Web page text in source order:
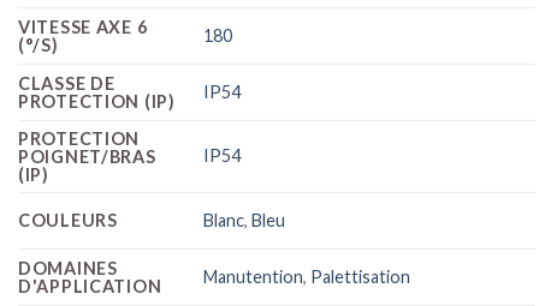
VITESSE AXE 6
(°/S)
180
CLASSE DE
PROTECTION (IP)
IP54
PROTECTION
POIGNET/BRAS
(IP)
IP54
COULEURS Blanc,Bleu
DOMAINES
D'APPLICATION
Manutention, Palettisation